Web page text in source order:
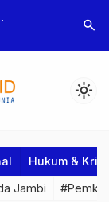
Kasus
di
search
light_mode
Hukum &
Jambi